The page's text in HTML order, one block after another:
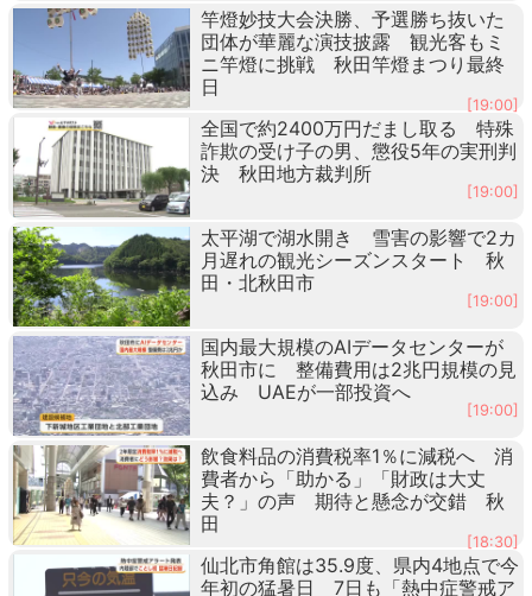
竿燈妙技大会決勝、予選勝ち抜いた
団体が華麗な演技披露 観光客もミ
ニ竿燈に挑戦 秋田竿燈まつり最終
日
[19:00]
全国で約2400万円だまし取る 特殊
詐欺の受け子の男、懲役5年の実刑判
決 秋田地方裁判所
[19:00]
太平湖で湖水開き 雪害の影響で2カ
月遅れの観光シーズンスタート 秋
田・北秋田市
[19:00]
国内最大規模のAIデータセンターが
秋田市に 整備費用は2兆円規模の見
込み UAEが一部投資へ
[19:00]
飲食料品の消費税率1％に減税へ 消
費者から「助かる」「財政は大丈
夫？」の声 期待と懸念が交錯 秋
田
[18:30]
仙北市角館は35.9度、県内4地点で今
年初の猛暑日 7日も「熱中症警戒ア